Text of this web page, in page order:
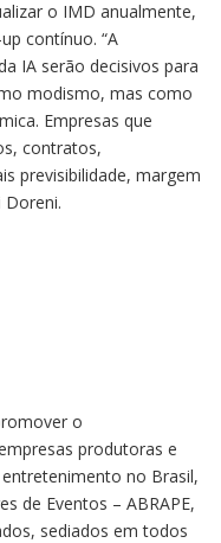
o IMD anualmente,
contínuo. “A
IA serão decisivos para
modismo, mas como
Empresas que
contratos,
previsibilidade, margem
Doreni.
o
produtoras e
no Brasil,
de Eventos – ABRAPE,
sediados em todos